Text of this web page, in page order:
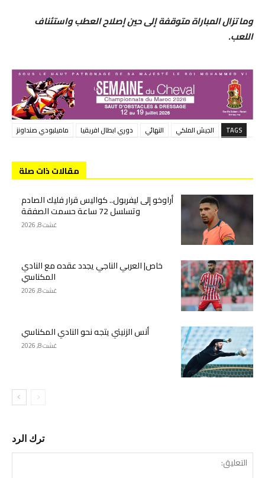
وما تزال المباراة متوقفة إلى حين إصلاح العطب واستئناف
اللعب.
TAGS الجيش الملكي النهائي دوري ابطال افريقيا ماميلبودي صنداونز
مقالات ذات صلة
أراوخو إلى ليفربول.. كواليس قرار فليك الصادم
وتسلسل 72 ساعة حسمت الصفقة
غشت 8, 2026
خاص| العربي الناجي يجدد عقده مع النادي
المكناسي
غشت 8, 2026
أنس الزنيتي يتجه نحو النادي المكناسي
غشت 8, 2026
ترك الرد